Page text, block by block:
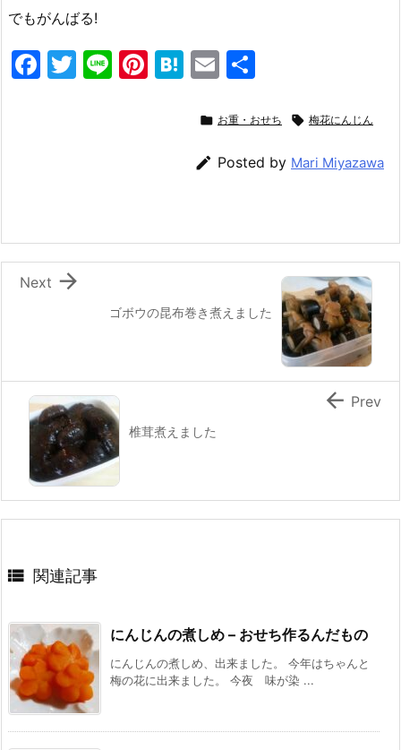
でもがんばる!
F
o
k
T
Li Pi H
a
E
ai
l
 お重・おせち  梅花にんじん
 Posted by Mari Miyazawa
ゴボウの昆布巻き煮えました

Next
椎茸煮えました
 Prev
 関連記事
にんじんの煮しめ – おせち作るんだもの
にんじんの煮しめ、出来ました。 今年はちゃんと
梅の花に出来ました。 今夜 味が染 ...